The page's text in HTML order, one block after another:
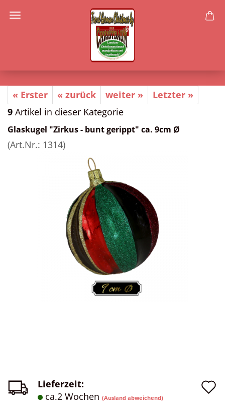
« Erster « zurück weiter »
Letzter »
9 Artikel in dieser Kategorie
Glaskugel "Zirkus - bunt gerippt" ca. 9cm Ø
(Art.Nr.: 1314)
Lieferzeit:
ca.2 Wochen (Ausland abweichend)